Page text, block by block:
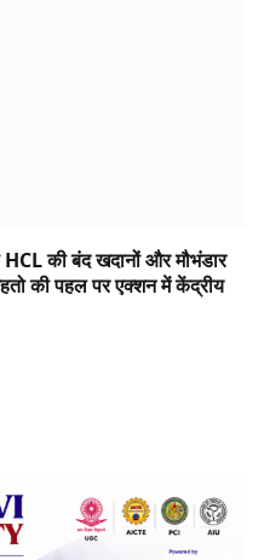
की बंद खदानों और मौभंडार
की पहल पर एक्शन में केंद्रीय